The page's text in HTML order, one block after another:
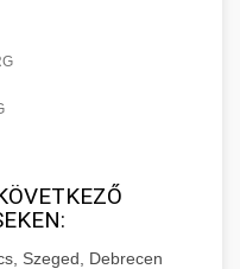
hoznak.
tervrajz
küzdő praxistól a
os növekedéssel.
történet
Fokozása
a páciensek
drámai
os fellendülési
betekintésekkel.
és Meta
Szeged, Debrecen